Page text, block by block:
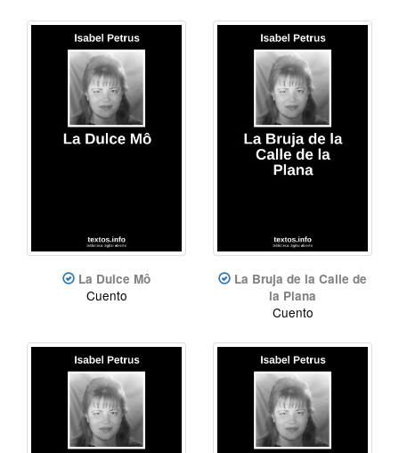
La Dulce Mô
Cuento
La Bruja de la Calle de
la Plana
Cuento